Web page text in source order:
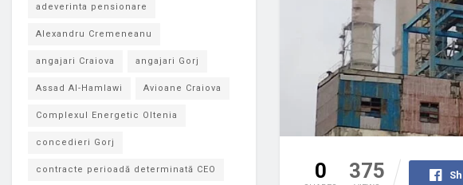
0 375
adeverinta pensionare
Alexandru Cremeneanu
angajari Craiova angajari Gorj
Assad Al-Hamlawi Avioane Craiova
Complexul Energetic Oltenia
concedieri Gorj
contracte perioadă determinată CEO